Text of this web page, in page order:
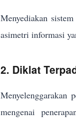
Menyediakan
asimetri informasi
2. Diklat
Menyelenggarakan
mengenai